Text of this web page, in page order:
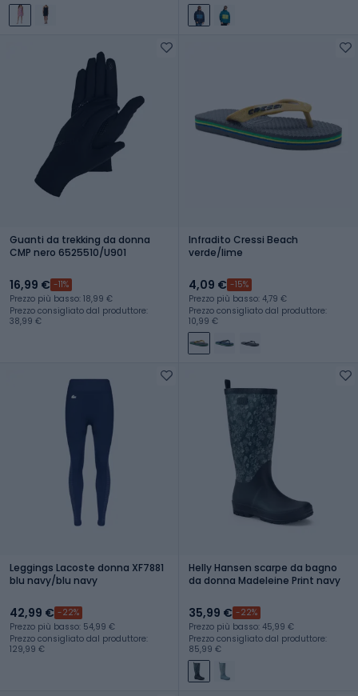
Guanti da trekking da donna
CMP nero 6525510/U901
16,99 € -11%
Prezzo più basso: 18,99 €
Prezzo consigliato dal produttore:
38,99 €
Infradito Cressi Beach
verde/lime
4,09 € -15%
Prezzo più basso: 4,79 €
Prezzo consigliato dal produttore:
10,99 €
Leggings Lacoste donna XF7881
blu navy/blu navy
42,99 € -22%
Prezzo più basso: 54,99 €
Prezzo consigliato dal produttore:
129,99 €
Helly Hansen scarpe da bagno
da donna Madeleine Print navy
35,99 € -22%
Prezzo più basso: 45,99 €
Prezzo consigliato dal produttore:
85,99 €